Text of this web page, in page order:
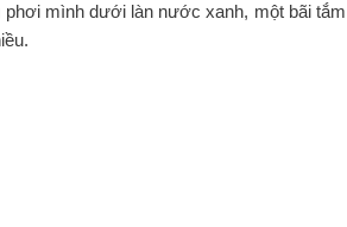
mình dưới làn nước xanh, một bãi tắm